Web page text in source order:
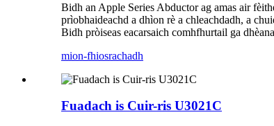
Bidh an Apple Series Abductor ag amas air
prìobhaideachd a dhìon rè a chleachdadh, a
Bidh pròiseas eacarsaich comhfhurtail ga
mion-fhiosrachadh
Fuadach is Cuir-ris U3021C